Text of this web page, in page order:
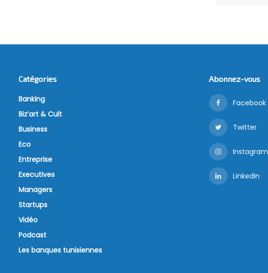
Catégories
Banking
Biz’art & Cult
Business
Eco
Entreprise
Executives
Managers
Startups
Vidéo
Podcast
Les banques tunisiennes
Abonnez-vous
Facebook
Twitter
Instagram
LinkedIn